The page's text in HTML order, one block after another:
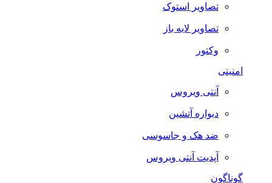
تصاویر استوک
تصاویر لایه باز
وکتور
امنیتی
آنتی ویروس
دیواره آتشین
ضد هک و جاسوسی
آپدیت آنتی ویروس
گوناگون